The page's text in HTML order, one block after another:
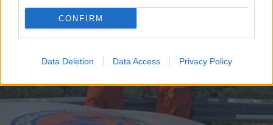
CONFIRM
Data Deletion Data Access Privacy Policy